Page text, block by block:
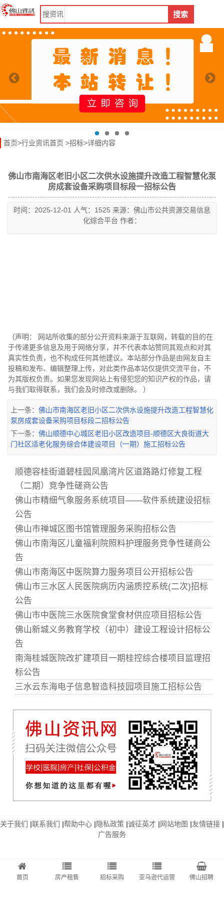
搜资讯 搜索
首页>行业资讯首页 >招标>详细内容
佛山市南海区老旧小区二次供水设施提升改造工程智慧化泵
房成套设备采购项目标段一招标公告
时间：2025-12-01 人气：1525 来源：佛山市公共资源交易信息
化综合平台 作者：
（声明： 网站所收集的部分公开资料来源于互联网，转载的目的在
于传递更多信息及用于网络分享，并不代表本站赞同其观点和对其
真实性负责，也不构成任何其他建议。本站部分作品是由网友自主
投稿和发布、编辑整理上传，对此类作品本站仅提供交流平台，不
为其版权负责。如果您发现网站上有侵犯您的知识产权的作品，请
与我们取得联系，我们会及时修改或删除。 ）
上一条： 佛山市南海区老旧小区二次供水设施提升改造工程智慧化
泵房成套设备采购项目标段二招标公告
下一条： 佛山顺德中心城区老旧小区改造项目-顺德区大良街道大
门社区适老化服务综合体建设项目（一期）施工招标公告
顺德容桂街道碧桂园凤凰湾片区道路路灯修复工程
（二期）竞争性磋商公告
佛山市精细气象服务系统项目——软件系统建设招标
公告
佛山市禅城区图书馆管理服务采购招标公告
佛山市南海区儿童福利院照料护理服务竞争性磋商公
告
佛山市南海区中医院算力服务项目公开招标公告
佛山市三水区人民医院病历内涵质控系统(二次)招标
公告
佛山市中医院三水医院食堂食材供应项目招标公告
佛山新城义务教育学校（初中）建设工程设计招标公
告
南海桂城医院改扩建项目一期桂控综合楼项目监理招
标公告
三水云东海电子信息智造科技园项目施工招标公告
首页 房产租售 招标采购 亚马逊代运营 佛山招聘
关于我们 |联系我们 |帮助中心 |隐私政策 |诚征英才 |网站地图 |友情链接 |
广告服务